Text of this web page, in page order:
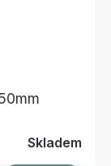
Skladem